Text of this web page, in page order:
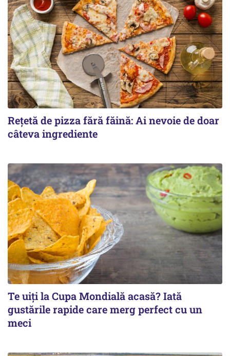
Rețetă de pizza fără făină: Ai nevoie de doar
câteva ingrediente
Te uiți la Cupa Mondială acasă? Iată
gustările rapide care merg perfect cu un
meci